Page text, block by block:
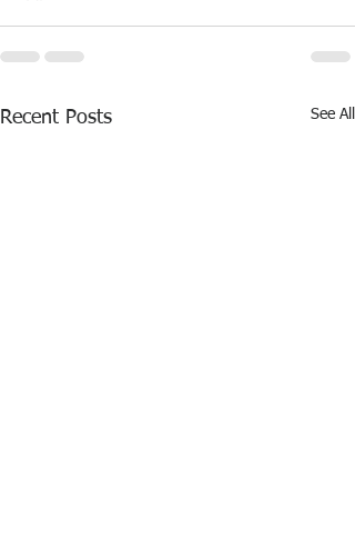
Recent Posts See All